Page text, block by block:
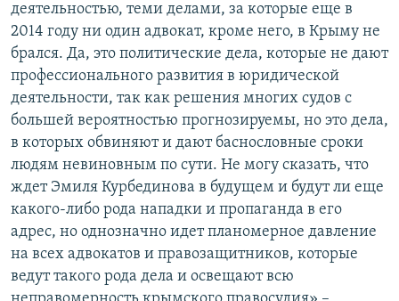
деятельностью, теми делами, за которые еще в
2014 году ни один адвокат, кроме него, в Крыму не
брался. Да, это политические дела, которые не дают
профессионального развития в юридической
деятельности, так как решения многих судов с
большей вероятностью прогнозируемы, но это дела,
в которых обвиняют и дают баснословные сроки
людям невиновным по сути. Не могу сказать, что
ждет Эмиля Курбединова в будущем и будут ли еще
какого-либо рода нападки и пропаганда в его
адрес, но однозначно идет планомерное давление
на всех адвокатов и правозащитников, которые
ведут такого рода дела и освещают всю